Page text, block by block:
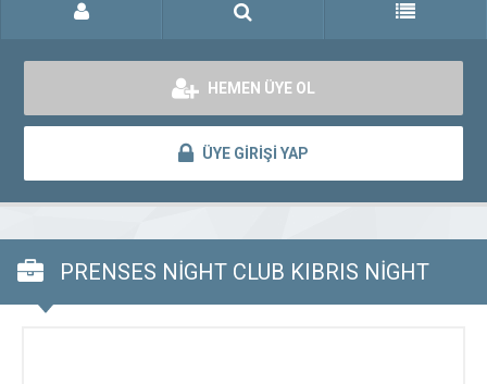
HEMEN ÜYE OL
ÜYE GİRİŞİ YAP
PRENSES NİGHT CLUB KIBRIS NİGHT